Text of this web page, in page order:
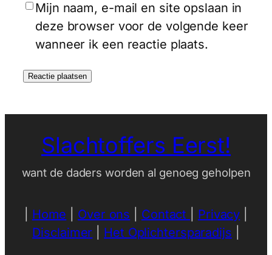
Mijn naam, e-mail en site opslaan in
deze browser voor de volgende keer
wanneer ik een reactie plaats.
Slachtoffers Eerst!
want de daders worden al genoeg geholpen
Home Over ons Contact Privacy
Disclaimer
Het Oplichtersparadijs